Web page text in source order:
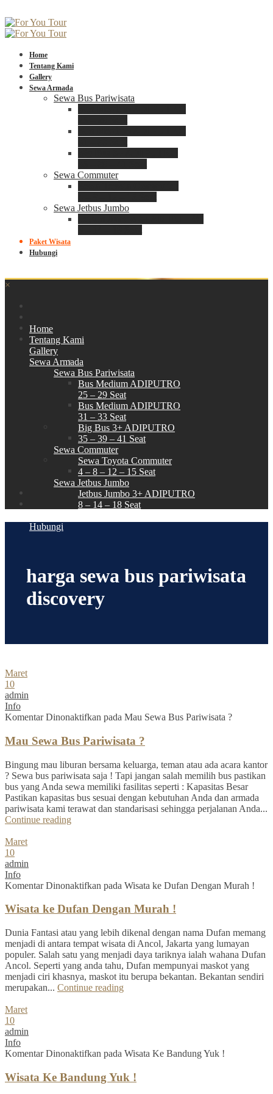
Home
Tentang Kami
Gallery
Sewa Armada
Sewa Bus Pariwisata
Sewa Commuter
Sewa Jetbus Jumbo
Paket Wisata
Hubungi
×
Home
Tentang Kami
Gallery
Sewa Armada
Sewa Bus Pariwisata
Bus Medium ADIPUTRO
25 – 29 Seat
Bus Medium ADIPUTRO
31 – 33 Seat
Big Bus 3+ ADIPUTRO
35 – 39 – 41 Seat
Sewa Commuter
Sewa Toyota Commuter
4 – 8 – 12 – 15 Seat
Sewa Jetbus Jumbo
Jetbus Jumbo 3+ ADIPUTRO
8 – 14 – 18 Seat
Hubungi
harga sewa bus pariwisata
discovery
Maret
10
admin
Info
Komentar Dinonaktifkan pada Mau Sewa Bus Pariwisata ?
Mau Sewa Bus Pariwisata ?
Bingung mau liburan bersama keluarga, teman atau ada acara kantor
? Sewa bus pariwisata saja ! Tapi jangan salah memilih bus pastikan
bus yang Anda sewa memiliki fasilitas seperti : Kapasitas Besar
Pastikan kapasitas bus sesuai dengan kebutuhan Anda dan armada
pariwisata kami terawat dan standarisasi sehingga perjalanan Anda...
Continue reading
Maret
10
admin
Info
Komentar Dinonaktifkan pada Wisata ke Dufan Dengan Murah !
Wisata ke Dufan Dengan Murah !
Dunia Fantasi atau yang lebih dikenal dengan nama Dufan memang
menjadi di antara tempat wisata di Ancol, Jakarta yang lumayan
populer. Salah satu yang menjadi daya tariknya ialah wahana Dufan
Ancol. Seperti yang anda tahu, Dufan mempunyai maskot yang
menjadi ciri khasnya, maskot itu berupa bekantan. Bekantan sendiri
merupakan... Continue reading
Maret
10
admin
Info
Komentar Dinonaktifkan pada Wisata Ke Bandung Yuk !
Wisata Ke Bandung Yuk !